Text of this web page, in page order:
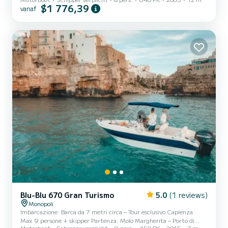
vanaf $1 776,39
Blu-Blu 670 Gran Turismo 5.0 (1 reviews)
Monopoli
Imbarcazione: Barca da 7 metri circa – Tour esclusivo Capienza:
Max 9 persone + skipper Partenza: Molo Margherita – Porto di